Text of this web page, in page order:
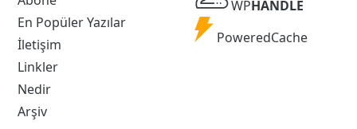
En Popüler Yazılar
İletişim
Linkler
Nedir
Arşiv
Handle
WPHANDLE
Powered
PoweredCache